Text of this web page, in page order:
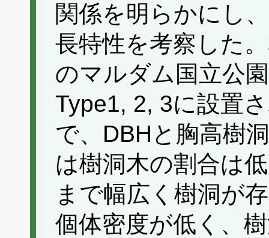
関係を明らかにし
長特性を考察した
のマルダム国立公
Type1, 2, 3に設置
で、DBHと胸高樹
は樹洞木の割合は
まで幅広く樹洞が
個体密度が低く、